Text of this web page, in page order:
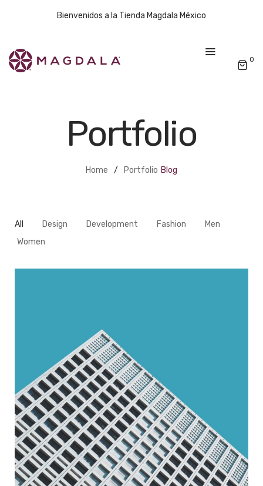
Bienvenidos a la Tienda Magdala México
0
Portfolio
Home / Portfolio Blog
All Design Development Fashion
Men
Women